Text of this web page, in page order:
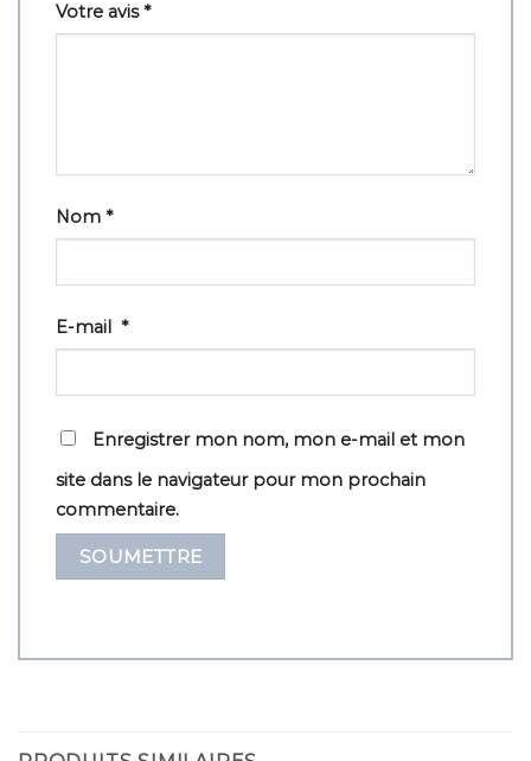
Votre avis*
Nom *
E-mail *
Enregistrer mon nom, mon e-mail et mon
site dans le navigateur pour mon prochain
commentaire.